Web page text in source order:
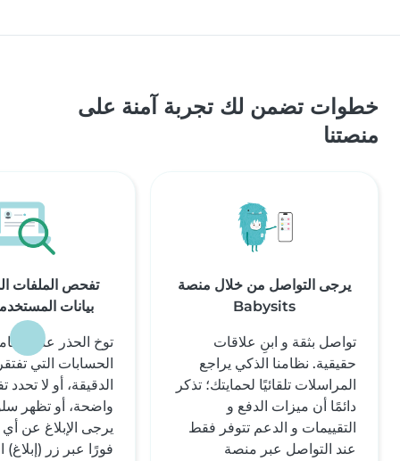
خطوات تضمن لك تجربة آمنة على
منصتنا
يرجى التواصل من خلال منصة
Babysits
تواصل بثقة و ابنِ علاقات
حقيقية. نظامنا الذكي يراجع
المراسلات تلقائيًا لحمايتك؛ تذكر
دائمًا أن ميزات الدفع و
التقييمات و الدعم تتوفر فقط
عند التواصل عبر منصة
تفحص الملفات
بيانات
توخ الحذر عند
الحسابات التي
الدقيقة، أو لا
واضحة، أو تظهر
يرجى الإبلاغ عن
فورًا عبر زر